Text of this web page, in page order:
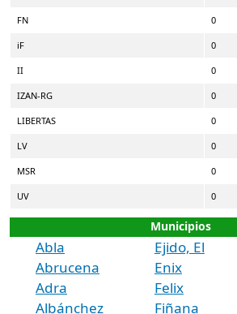
FN 0
iF 0
II 0
IZAN-RG 0
LIBERTAS 0
LV 0
MSR 0
UV 0
Municipios
Abla
Abrucena
Adra
Albánchez
Ejido, El
Enix
Felix
Fiñana